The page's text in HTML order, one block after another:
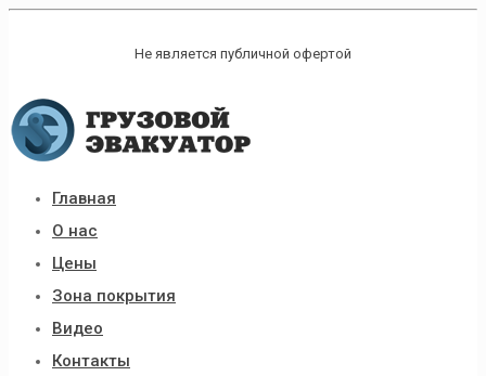
Не является публичной офертой
Главная
О нас
Цены
Зона покрытия
Видео
Контакты